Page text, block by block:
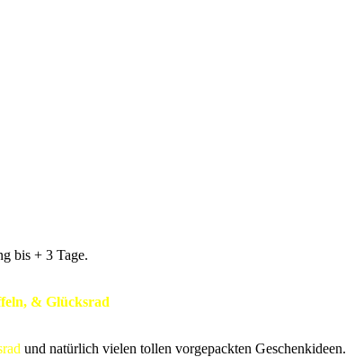
bis + 3 Tage.
& Glücksrad
und natürlich vielen tollen vorgepackten Geschenkideen.